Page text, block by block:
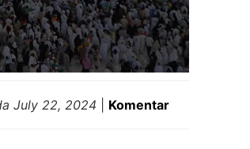
July 22, 2024 Komentar